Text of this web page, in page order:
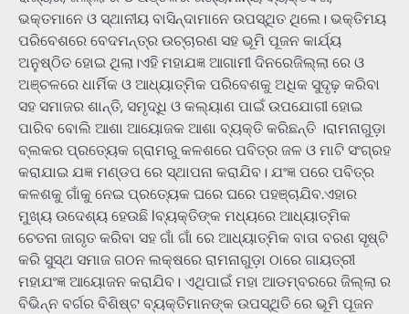
ଭକ୍ତମାନେ ଓ ସ୍ଥାନୀୟ ବାସିନ୍ଦାମାନେ ଉପସ୍ଥିତ ଥିଲେ। ଭକ୍ତିମୟ
ପରିବେଶରେ ବେଦମନ୍ତ୍ର ଉଚ୍ଚାରଣ ସହ ଭୂମି ପୂଜନ କାର୍ଯ୍ୟ
ଅନୁଷ୍ଠିତ ହୋଇ ଥିଲା।ଏହି ମହାଯଜ୍ଞ ଆଗାମୀ ଦିନରେଜିଲ୍ଲା ରେ ଓ
ଅଞ୍ଚଳରେ ଧାର୍ମିକ ଓ ଆଧ୍ୟାତ୍ମିକ ପରିବେଶକୁ ଅଧିକ ସୁଦୃଢ଼ କରିବା
ସହ ସମାଜର ଶାନ୍ତି, ସମୃଦ୍ଧି ଓ କଲ୍ୟାଣ ପାଇଁ ଉପଯୋଗୀ ହୋଇ
ପାରିବ ବୋଲି ଆଶା ଆୟୋଜକ ଆଶା ବ୍ୟକ୍ତି କରିଛନ୍ତି ।ରାମନାଗୁଡ଼ା
ବ୍ଲକର ପ୍ରତ୍ୟେକ ଗ୍ରାମରୁ କଳଶରେ ପବିତ୍ର ଜଳ ଓ ମାଟି ସଂଗ୍ରହ
କରାଯାଇ ଯଜ୍ଞ ମଣ୍ଡପ ରେ ସ୍ଥାପନା କରାଯିବ। ଯଂଜ୍ଞ ପରେ ପବିତ୍ର
କଳଶକୁ ଗାଁକୁ ନେଇ ପ୍ରତ୍ୟେକ ଘରେ ଘରେ ପହଞ୍ଚାଯିବ.ଏହାର
ମୁଖ୍ୟ ଉଦେଶ୍ୟ ହେଉଛି lବ୍ୟକ୍ତିଙ୍କ ମଧ୍ୟରେ ଆଧ୍ୟାତ୍ମିକ
ଚେତନା ଜାଗୃତ କରିବା ସହ ଗାଁ ଗାଁ ରେ ଆଧ୍ୟାତ୍ମିକ ବାତା ବରଣ ସୃଷ୍ଟି
କରି ସୁସ୍ଥ ସମାଜ ଗଠନ ଲକ୍ଷରେ ରାମନାଗୁଡ଼ା ଠାରେ ଗାୟତ୍ରୀ
ମହାଯଂଜ୍ଞ ଆୟୋଜନ କରାଯିବ। ଏଥିପାଇଁ ମହା ଆଡମ୍ବରରେ ଜିଲ୍ଲା ର
ବିଭିନ୍ନ ବର୍ଗର ବିଶିଷ୍ଟ ବ୍ୟକ୍ତିମାନଙ୍କ ଉପସ୍ଥିତି ରେ ଭୂମି ପୂଜନ